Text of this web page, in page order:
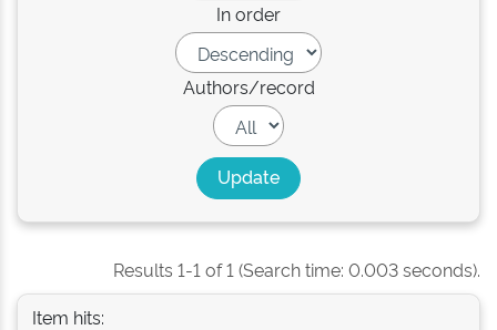
In order
Authors/record
Results 1-1 of 1 (Search time: 0.003 seconds).
Item hits: